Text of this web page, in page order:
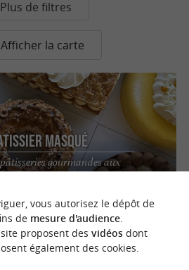
Plus de filtres
Afficher la carte
Masqué
gourmandes aux
à Montauban
vous autorisez le dépôt de
de mesure d'audience.
proposent des vidéosdont
également des cookies.